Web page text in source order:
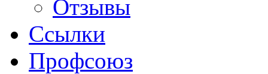
Отзывы
Ссылки
Профсоюз